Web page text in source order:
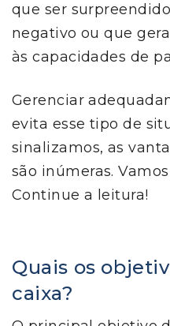
que ser
negativo ou que
às capacidades de
Gerenciar
evita esse tipo de
sinalizamos, as
são inúmeras.
Continue a leitura!
Quais os
caixa?